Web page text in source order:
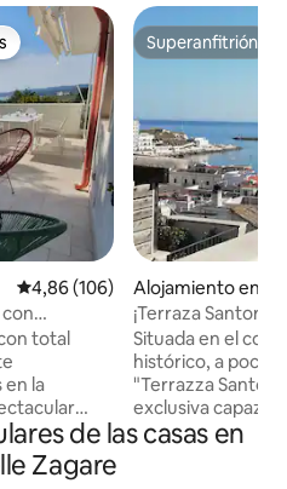
más destacados
Calificación promedio: 4,86 de
4,86 (106)
total
en la
del pueblo
todos los
Superanfitrión
Superanfitrión
Alojamiento en
¡Terraza Santoro
ensueño!
Situada en el
histórico, a pocos
"Terrazza
exclusiva capaz
vacaciones de
de las casas en
Zagare